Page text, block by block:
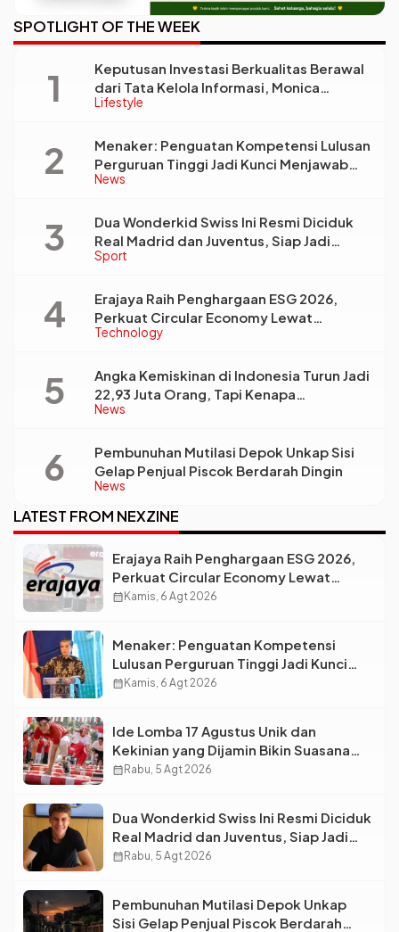
SPOTLIGHT OF THE WEEK
Lifestyle
Keputusan Investasi Berkualitas Berawal
dari Tata Kelola Informasi, Monica
Triyadi: Bukan Sekadar Analisis
News
Menaker: Penguatan Kompetensi Lulusan
Perguruan Tinggi Jadi Kunci Menjawab
Kebutuhan Dunia Kerja
Sport
Dua Wonderkid Swiss Ini Resmi Diciduk
Real Madrid dan Juventus, Siap Jadi
Bintang Baru Eropa
Technology
Erajaya Raih Penghargaan ESG 2026,
Perkuat Circular Economy Lewat
Pengelolaan Limbah Berkelanjutan
News
Angka Kemiskinan di Indonesia Turun Jadi
22,93 Juta Orang, Tapi Kenapa
Ketimpangan Desa dan Kota Malah Makin
News
Pembunuhan Mutilasi Depok Unkap Sisi
Gelap Penjual Piscok Berdarah Dingin
LATEST FROM NEXZINE
Erajaya Raih Penghargaan ESG 2026,
Perkuat Circular Economy Lewat
Pengelolaan Limbah Berkelanjutan
calendar_monthKamis, 6 Agt 2026
Menaker: Penguatan Kompetensi
Lulusan Perguruan Tinggi Jadi Kunci
Menjawab Kebutuhan Dunia Kerja
calendar_monthKamis, 6 Agt 2026
Ide Lomba 17 Agustus Unik dan
Kekinian yang Dijamin Bikin Suasana
Makin Pecah
calendar_monthRabu, 5 Agt 2026
Dua Wonderkid Swiss Ini Resmi Diciduk
Real Madrid dan Juventus, Siap Jadi
Bintang Baru Eropa
calendar_monthRabu, 5 Agt 2026
Pembunuhan Mutilasi Depok Unkap
Sisi Gelap Penjual Piscok Berdarah